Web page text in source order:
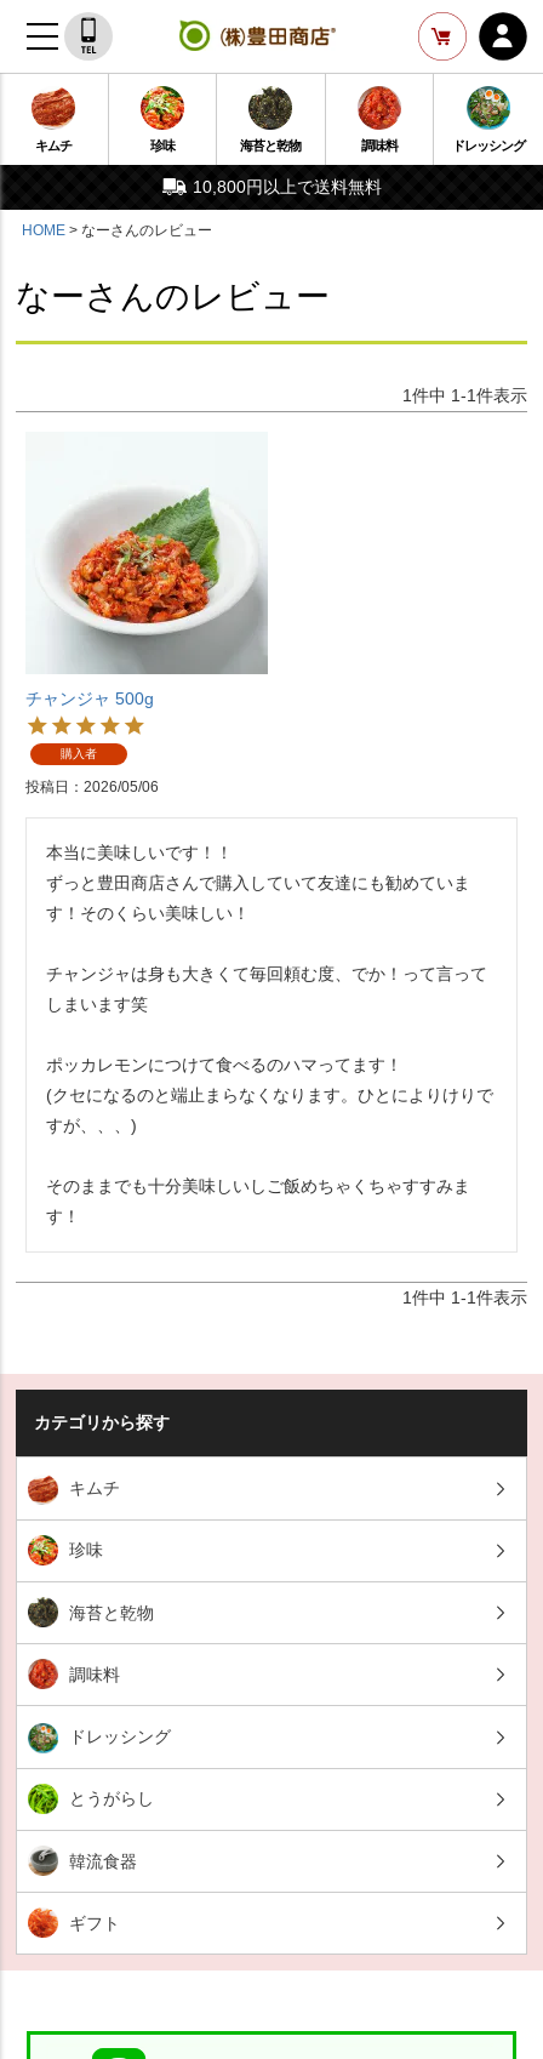
キムチ 珍味 海苔と乾物 調味料 ドレッシング
10,800円以上で送料無料
HOME なーさんのレビュー
なーさんのレビュー
1件中 1-1件表示
チャンジャ 500g
購入者
投稿日 2026/05/06
本当に美味しいです！！
ずっと豊田商店さんで購入していて友達にも勧めていま
す！そのくらい美味しい！
チャンジャは身も大きくて毎回頼む度、でか！って言って
しまいます笑
ポッカレモンにつけて食べるのハマってます！
(クセになるのと端止まらなくなります。ひとによりけりで
すが、、、)
そのままでも十分美味しいしご飯めちゃくちゃすすみま
す！
1件中 1-1件表示
カテゴリから探す
キムチ
珍味
海苔と乾物
調味料
ドレッシング
とうがらし
韓流食器
ギフト